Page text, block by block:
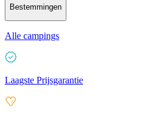
Bestemmingen
Alle campings
Laagste Prijsgarantie